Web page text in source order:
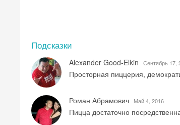
Подсказки
Alexander Good-Elkin Сентябрь 17,
Просторная пиццерия,
Роман Абрамович Май 4, 2016
Пицца достаточно